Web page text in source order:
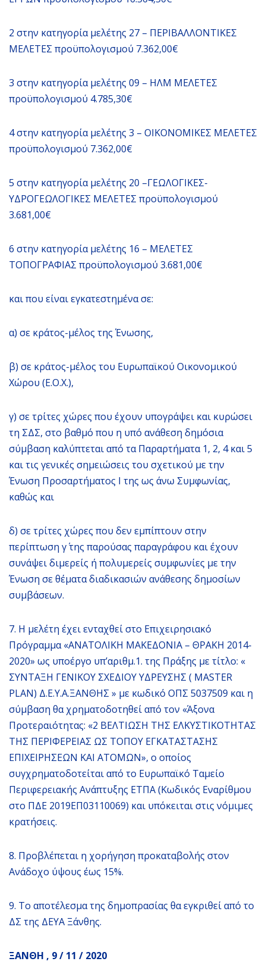
2 στην κατηγορία μελέτης 27 – ΠΕΡΙΒΑΛΛΟΝΤΙΚΕΣ
ΜΕΛΕΤΕΣ προϋπολογισμού 7.362,00€
3 στην κατηγορία μελέτης 09 – ΗΛΜ ΜΕΛΕΤΕΣ
προϋπολογισμού 4.785,30€
4 στην κατηγορία μελέτης 3 – ΟΙΚΟΝΟΜΙΚΕΣ ΜΕΛΕΤΕΣ
προϋπολογισμού 7.362,00€
5 στην κατηγορία μελέτης 20 –ΓΕΩΛΟΓΙΚΕΣ-
ΥΔΡΟΓΕΩΛΟΓΙΚΕΣ ΜΕΛΕΤΕΣ προϋπολογισμού
3.681,00€
6 στην κατηγορία μελέτης 16 – ΜΕΛΕΤΕΣ
ΤΟΠΟΓΡΑΦΙΑΣ προϋπολογισμού 3.681,00€
και που είναι εγκατεστημένα σε:
α) σε κράτος-μέλος της Ένωσης,
β) σε κράτος-μέλος του Ευρωπαϊκού Οικονομικού
Χώρου (Ε.Ο.Χ.),
γ) σε τρίτες χώρες που έχουν υπογράψει και κυρώσει
τη ΣΔΣ, στο βαθμό που η υπό ανάθεση δημόσια
σύμβαση καλύπτεται από τα Παραρτήματα 1, 2, 4 και 5
και τις γενικές σημειώσεις του σχετικού με την
Ένωση Προσαρτήματος I της ως άνω Συμφωνίας,
καθώς και
δ) σε τρίτες χώρες που δεν εμπίπτουν στην
περίπτωση γ΄ της παρούσας παραγράφου και έχουν
συνάψει διμερείς ή πολυμερείς συμφωνίες με την
Ένωση σε θέματα διαδικασιών ανάθεσης δημοσίων
συμβάσεων.
7. Η μελέτη έχει ενταχθεί στο Επιχειρησιακό
Πρόγραμμα «ΑΝΑΤΟΛΙΚΗ ΜΑΚΕΔΟΝΙΑ – ΘΡΑΚΗ 2014-
2020» ως υποέργο υπ’αριθμ.1. της Πράξης με τίτλο: «
ΣΥΝΤΑΞΗ ΓΕΝΙΚΟΥ ΣΧΕΔΙΟΥ ΥΔΡΕΥΣΗΣ ( MASTER
PLAN) Δ.Ε.Υ.Α.ΞΑΝΘΗΣ » με κωδικό ΟΠΣ 5037509 και η
σύμβαση θα χρηματοδοτηθεί από τον «Άξονα
Προτεραιότητας: «2 ΒΕΛΤΙΩΣΗ ΤΗΣ ΕΛΚΥΣΤΙΚΟΤΗΤΑΣ
ΤΗΣ ΠΕΡΙΦΕΡΕΙΑΣ ΩΣ ΤΟΠΟΥ ΕΓΚΑΤΑΣΤΑΣΗΣ
ΕΠΙΧΕΙΡΗΣΕΩΝ ΚΑΙ ΑΤΟΜΩΝ», ο οποίος
συγχρηματοδοτείται από το Ευρωπαϊκό Ταμείο
Περιφερειακής Ανάπτυξης ΕΤΠΑ (Κωδικός Εναρίθμου
στο ΠΔΕ 2019ΕΠ03110069) και υπόκειται στις νόμιμες
κρατήσεις.
8. Προβλέπεται η χορήγηση προκαταβολής στον
Ανάδοχο ύψους έως 15%.
9. Το αποτέλεσμα της δημοπρασίας θα εγκριθεί από το
ΔΣ της ΔΕΥΑ Ξάνθης.
ΞΑΝΘΗ , 9 / 11 / 2020